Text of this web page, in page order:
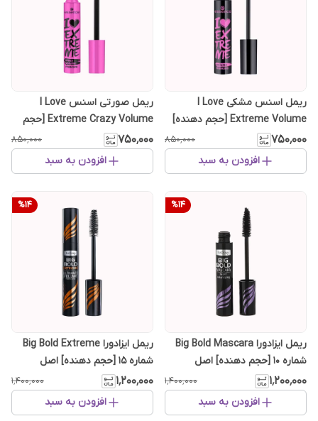
ریمل اسنس مشکی I Love
Extreme Volume [حجم دهنده]
۷۵۰٬۰۰۰ ۸۵۰٬۰۰۰
افزودن به سبد
ریمل صورتی اسنس I Love
Extreme Crazy Volume [حجم
دهنده]
۷۵۰٬۰۰۰ ۸۵۰٬۰۰۰
افزودن به سبد
%14
ریمل ایزادورا Big Bold Mascara
شماره 10 [حجم دهنده] اصل
سوئیس
۱٬۲۰۰٬۰۰۰ ۱٬۴۰۰٬۰۰۰
افزودن به سبد
%14
ریمل ایزادورا Big Bold Extreme
شماره 15 [حجم دهنده] اصل
سوئیس
۱٬۲۰۰٬۰۰۰ ۱٬۴۰۰٬۰۰۰
افزودن به سبد